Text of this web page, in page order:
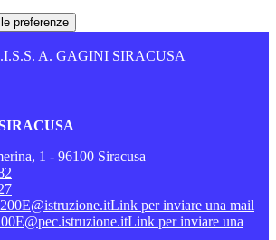
preferenze
A. GAGINI SIRACUSA
1 - 96100 Siracusa
Link per inviare una mail
Link per inviare una